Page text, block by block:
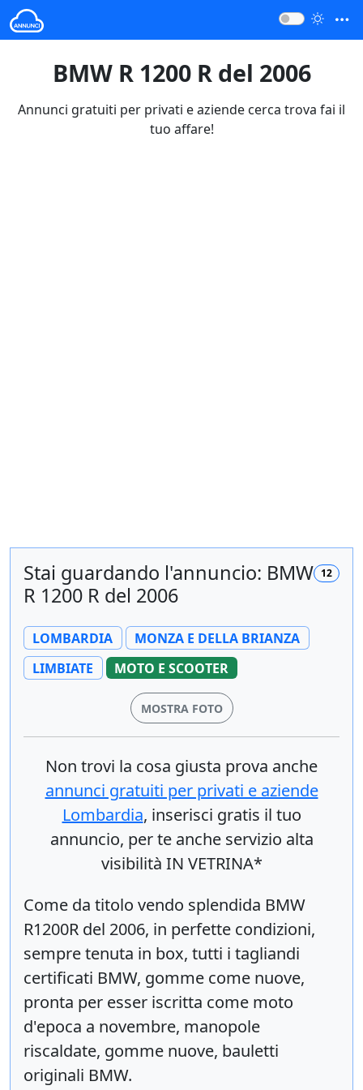
BMW R 1200 R del 2006
Annunci gratuiti per privati e aziende cerca trova fai il
tuo affare!
12
Stai guardando l'annuncio: BMW
R 1200 R del 2006
LOMBARDIA
MONZA E DELLA BRIANZA
LIMBIATE
MOTO E SCOOTER
MOSTRA FOTO
Non trovi la cosa giusta prova anche
annunci gratuiti per privati e aziende
Lombardia, inserisci gratis il tuo
annuncio, per te anche servizio alta
visibilità IN VETRINA*
Come da titolo vendo splendida BMW
R1200R del 2006, in perfette condizioni,
sempre tenuta in box, tutti i tagliandi
certificati BMW, gomme come nuove,
pronta per esser iscritta come moto
d'epoca a novembre, manopole
riscaldate, gomme nuove, bauletti
originali BMW.